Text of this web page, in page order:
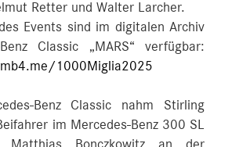
Retter und Walter Larcher.
Events sind im digitalen Archiv
Classic „MARS“ verfügbar:
1000Miglia2025
Benz Classic nahm Stirling
im Mercedes-Benz 300 SL